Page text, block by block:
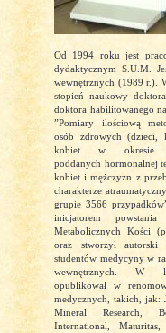
Od 1994 roku jest
dydaktycznym S.U.M.
wewnętrznych (1989 r.).
stopień naukowy
doktora habilitowanego
”Pomiary ilościową
osób zdrowych (dzieci,
kobiet w okresie
poddanych hormonalnej
kobiet i mężczyzn z
charakterze
grupie 3566
inicjatorem
Metabolicznych Kości
oraz stworzył autorski
studentów medycyny w
wewnętrznych. W
opublikował w
medycznych, takich, jak:
Mineral Research,
International,